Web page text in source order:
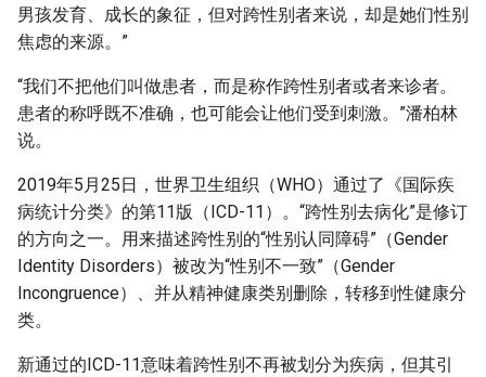
男孩发育、成长的象征，但对跨性别者来说，却是她们性别
焦虑的来源。”
“我们不把他们叫做患者，而是称作跨性别者或者来诊者。
患者的称呼既不准确，也可能会让他们受到刺激。”潘柏林
说。
2019年5月25日，世界卫生组织（WHO）通过了《国际疾
病统计分类》的第11版（ICD-11）。“跨性别去病化”是修订
的方向之一。用来描述跨性别的“性别认同障碍”（Gender
Identity Disorders）被改为“性别不一致”（Gender
Incongruence）、并从精神健康类别删除，转移到性健康分
类。
新通过的ICD-11意味着跨性别不再被划分为疾病，但其引